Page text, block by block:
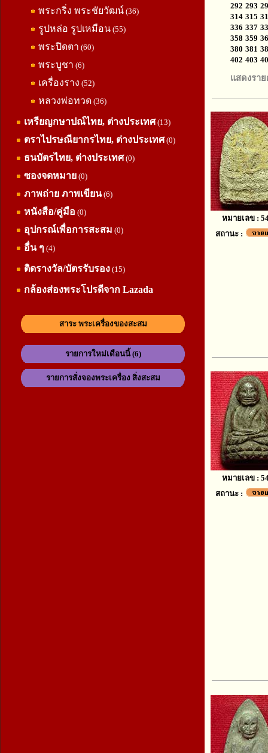
พระกริ่ง พระชัยวัฒน์ (36)
รูปหล่อ รูปเหมือน (55)
พระปิดตา (60)
พระบูชา (6)
เครื่องราง (52)
หลวงพ่อทวด (36)
เหรียญกษาปณ์ไทย, ต่างประเทศ(13)
ตราไปรษณียากรไทย, ต่างประเทศ(0)
ธนบัตรไทย, ต่างประเทศ(0)
ซองจดหมาย (0)
ภาพถ่าย ภาพเขียน(6)
หนังสือ/คู่มือ (0)
อุปกรณ์เพื่อการสะสม (0)
อื่น ๆ (4)
ติดรางวัล/บัตรรับรอง (15)
กล้องส่องพระโปรดีจาก Lazada
สาระ พระเครื่องของสะสม
รายการใหม่เดือนนี้ (6)
รายการสั่งจองพระเครื่อง สิ่งสะสม
292 293
314 315
336 337
358 359
380 381
402 403
แสดงรา
หมายเลข :
สถานะ :
หมายเลข :
สถานะ :